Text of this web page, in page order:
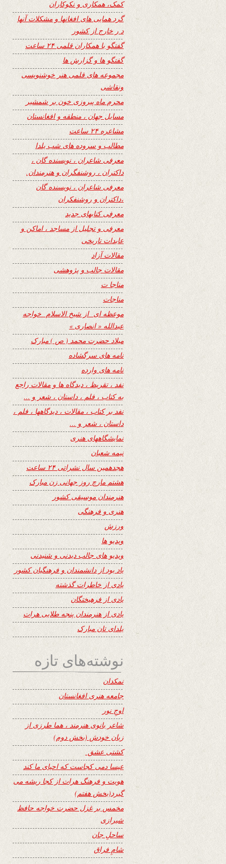
کمک، همکاری و نکوکاران
گرد همایی های افغانها و مشکلات آنها
د ر خارج از کشور
گفتگو با همکاران قلمی ۲۴ ساعت
گفتگو ها و گزارش ها
مجموعه های قلمی هنر خوشنویسی
ونقاشی
محرم ماه پیروزی خون بر شمشیر
مسایل جهان ، منطقه و افغانستان
مشاعره ۲۴ ساعت
مطالب و سروده های شب یلدا
معرفی شاعران ، نویسنده گان ،
داکتران ، روشنفگران و هنرمندان.
معرفی شاعران ، نویسنده گان
،داکتران و روشنفکران
معرفی کتابهای جدید
معرفی و تجلیل از مساجد ، اماکن و
عابدات تاریخی
مقالات آزاد
مقالات جالب و پژوهشی
مناجا ت
مناجات
موعظه ای از شیخ الاسلام خواجه
عبدالله « انصاری »
میلاد حضرت محمد ( ص ) مبارک
نامه های سرگشاده
نامه های وارده
نفد ، تقریظ ، دیدگاه ها و مقالات راجع
به کتاب ، فلم ، داستان ، شعر و …
نفد بر کتاب ، مقالات ، دیدگاهها ، فلم ،
داستان ، شعر و …
نمایشگاههای هنری
نیمه شعبان
هجدهمین سال نشراتی ۲۴ ساعت
هشتم مارچ روز جهانی زن مبارک
هنرمندان موسیقی کشور
هنری و فرهنگی
ورزش
ویدیو ها
ویدیو های جالب دیدنی و شنیدنی
یاد بود از دانشمندان و فرهنگیان کشور
یادی از خاطرات گذشته
یادی از فرهیختگان
یادی از هنرمندان پنجه طلایی هرات
یلدای تان مبارک
نوشته‌های تازه
نمکدان
جامعه هنری افغانستان
اوجِ نور
شاعر بانوی هنرمند ، هما طرزی از
زبان خودش (بخش دوم)
کشتی عشق
عیسا دمی کجاست که احیای ما کند
هویت و فرهنگ هرات از کجا ریشه می
گیرد(بخش هفتم)
مخمس بر غزل حضرت خواجه حافظ
شیرازی
ساحلِ جان
شامِ فراق